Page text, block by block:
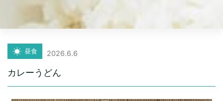
昼食 2026.6.6
カレーうどん